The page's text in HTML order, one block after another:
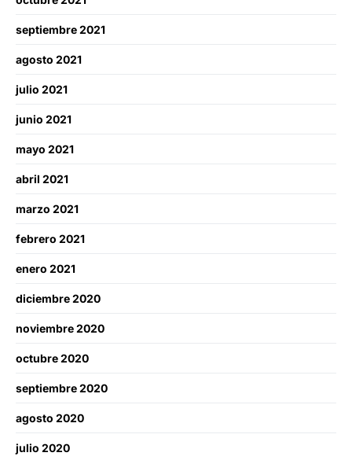
septiembre 2021
agosto 2021
julio 2021
junio 2021
mayo 2021
abril 2021
marzo 2021
febrero 2021
enero 2021
diciembre 2020
noviembre 2020
octubre 2020
septiembre 2020
agosto 2020
julio 2020